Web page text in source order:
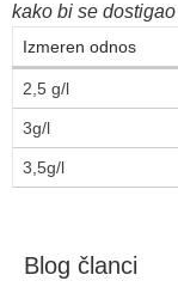
kako bi se
Izmeren odnos
2,5 g/l
3g/l
3,5g/l
Blog članci